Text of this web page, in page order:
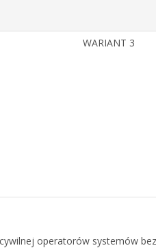
WARIANT 3
operatorów systemów